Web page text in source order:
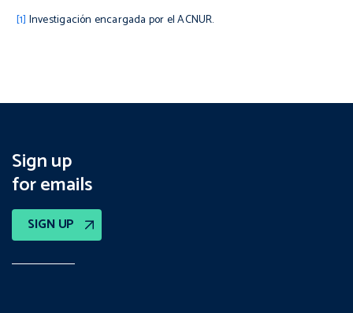
[1] Investigación encargada por el ACNUR.
Sign up
for emails
SIGN UP